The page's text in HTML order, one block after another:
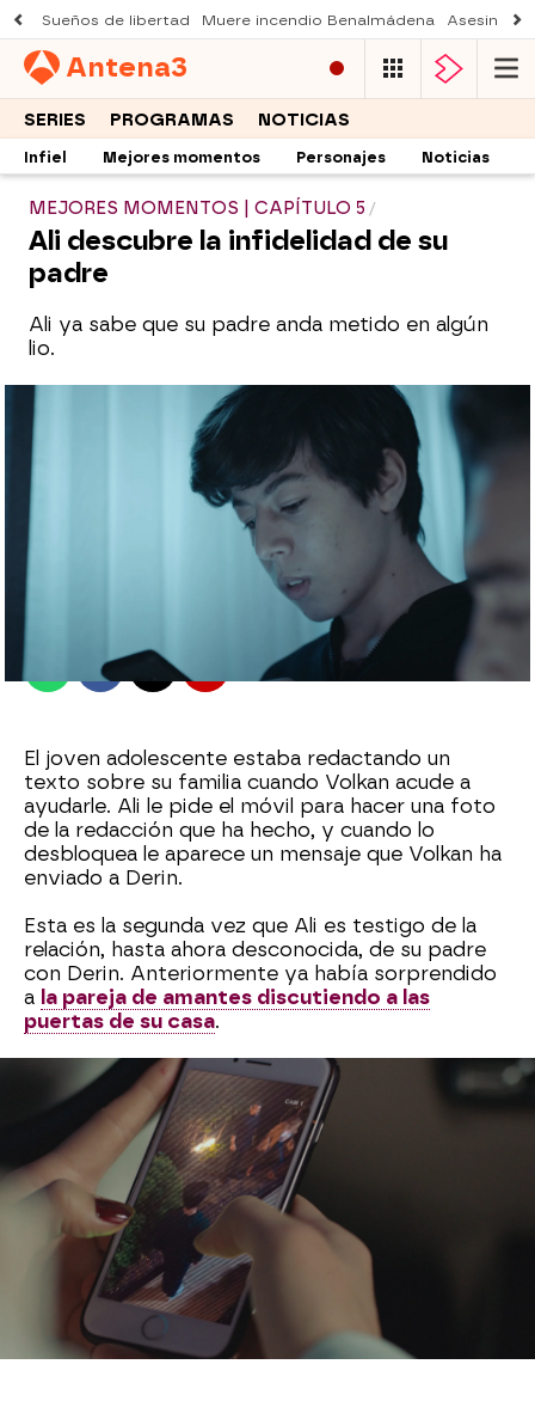
Sueños de libertad Muere incendio Benalmádena Asesinato
Antena3
SERIES PROGRAMAS NOTICIAS
Infiel Mejores momentos Personajes Noticias
MEJORES MOMENTOS | CAPÍTULO 5
Ali descubre la infidelidad de su
padre
Ali ya sabe que su padre anda metido en algún
lio.
04 de octubre de 2021, 00:29
WhatsappFacebook
X Flipboard
El joven adolescente estaba redactando un
texto sobre su familia cuando Volkan acude a
ayudarle. Ali le pide el móvil para hacer una foto
de la redacción que ha hecho, y cuando lo
desbloquea le aparece un mensaje que Volkan ha
enviado a Derin.
Esta es la segunda vez que Ali es testigo de la
relación, hasta ahora desconocida, de su padre
con Derin. Anteriormente ya había sorprendido
a la pareja de amantes discutiendo a las
puertas de su casa.
Ahora Asya está al corriente de que su hijo
también conoce la verdad sobre la relación que
mantiene Volkan con su amante.
Ali Arslan
» Series » Infiel » Mejores momentos